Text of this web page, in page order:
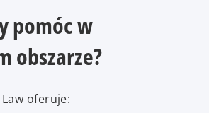
pomóc w
obszarze?
oferuje: